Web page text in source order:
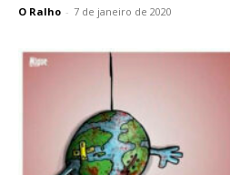
O Ralho - 7 de janeiro de 2020